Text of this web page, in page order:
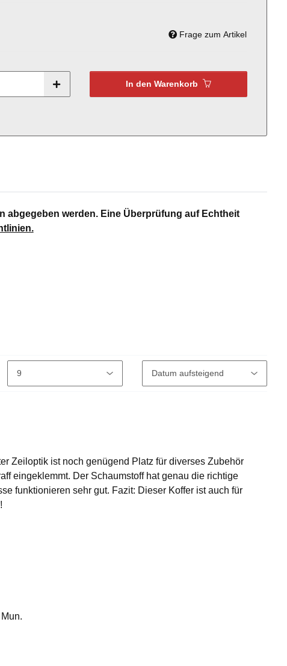
Frage zum Artikel
In den Warenkorb
abgegeben werden. Eine Überprüfung auf Echtheit
.
Zeiloptik ist noch genügend Platz für diverses Zubehör
eingeklemmt. Der Schaumstoff hat genau die richtige
funktionieren sehr gut. Fazit: Dieser Koffer ist auch für